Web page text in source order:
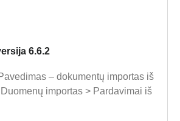
6.6.2
– dokumentų importas iš
importas > Pardavimai iš